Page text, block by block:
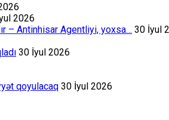
2026
– Antinhisar Agentliyi, yoxsa… 30 İyul
30 İyul 2026
qoyulacaq 30 İyul 2026